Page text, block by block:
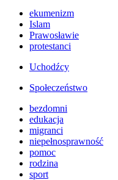
ekumenizm
Islam
Prawosławie
protestanci
Uchodźcy
Społeczeństwo
bezdomni
edukacja
migranci
niepełnosprawność
pomoc
rodzina
sport